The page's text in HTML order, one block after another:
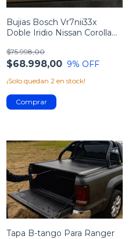
Bujias Bosch Vr7nii33x
Doble Iridio Nissan Corolla
$68.998,00
$75.998,00
9% OFF
¡Solo quedan 2 en stock!
1 /5
Tapa B-tango Para Ranger